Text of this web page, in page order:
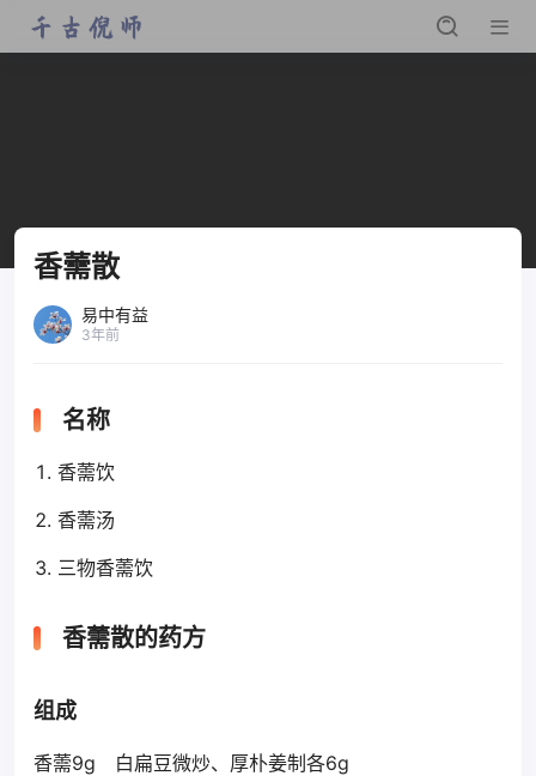
香薷散
易中有益
3年前
名称
香薷饮
香薷汤
三物香薷饮
香薷散的药方
组成
香薷9g 白扁豆微炒、厚朴姜制各6g